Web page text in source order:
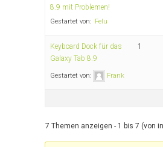
8.9 mit Problemen!
Gestartet von: Felu
Keyboard Dock für das
Galaxy Tab 8.9
Gestartet von: Frank
1
7 Themen anzeigen - 1 bis 7 (von